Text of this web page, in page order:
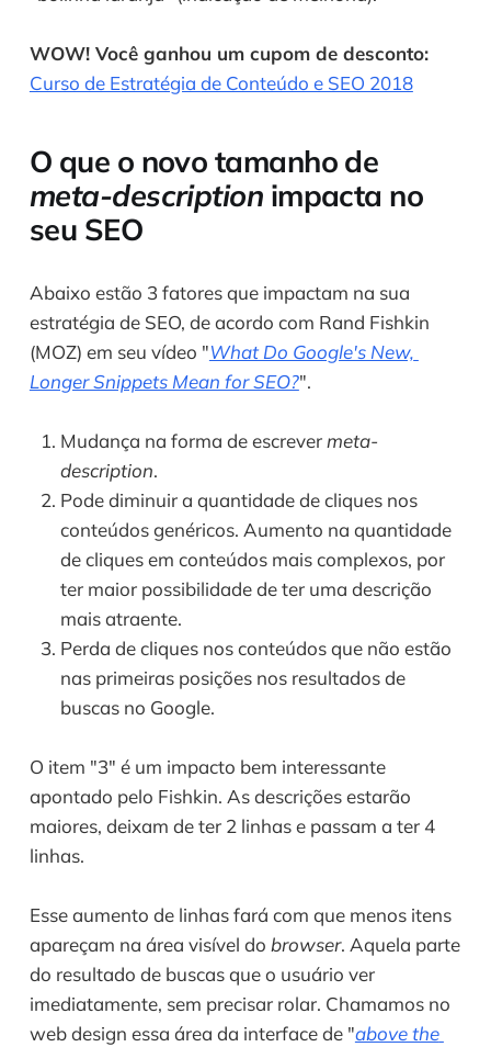
WOW! Você ganhou um cupom de desconto:
Curso de Estratégia de Conteúdo e SEO 2018
meta-description impacta no
seu SEO
Abaixo estão 3 fatores que impactam na sua
estratégia de SEO, de acordo com Rand Fishkin
(MOZ) em seu vídeo "What Do Google's New,
Longer Snippets Mean for SEO?".
Mudança na forma de escrever meta-
description.
Pode diminuir a quantidade de cliques nos
conteúdos genéricos. Aumento na quantidade
de cliques em conteúdos mais complexos, por
ter maior possibilidade de ter uma descrição
mais atraente.
Perda de cliques nos conteúdos que não estão
nas primeiras posições nos resultados de
buscas no Google.
O item "3" é um impacto bem interessante
apontado pelo Fishkin. As descrições estarão
maiores, deixam de ter 2 linhas e passam a ter 4
linhas.
Esse aumento de linhas fará com que menos itens
apareçam na área visível do browser. Aquela parte
do resultado de buscas que o usuário ver
imediatamente, sem precisar rolar. Chamamos no
web design essa área da interface de "above the